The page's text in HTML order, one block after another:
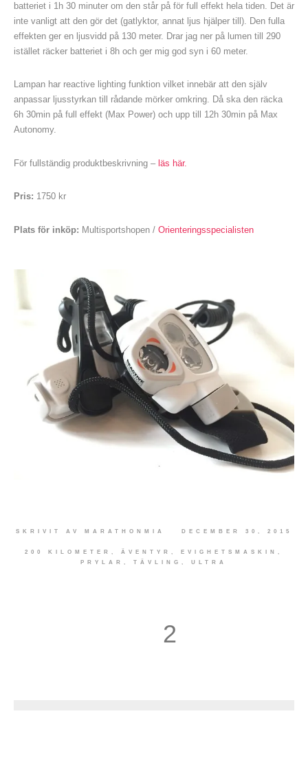
batteriet i 1h 30 minuter om den står på för full effekt hela tiden. Det är
inte vanligt att den gör det (gatlyktor, annat ljus hjälper till). Den fulla
effekten ger en ljusvidd på 130 meter. Drar jag ner på lumen till 290
istället räcker batteriet i 8h och ger mig god syn i 60 meter.
Lampan har reactive lighting funktion vilket innebär att den själv
anpassar ljusstyrkan till rådande mörker omkring. Då ska den räcka
6h 30min på full effekt (Max Power) och upp till 12h 30min på Max
Autonomy.
För fullständig produktbeskrivning – läs här.
Pris: 1750 kr
Plats för inköp: Multisportshopen / Orienteringsspecialisten
SKRIVIT AV MARATHONMIA DECEMBER 30, 2015
200 KILOMETER,ÄVENTYR, EVIGHETSMASKIN,
PRYLAR,TÄVLING,ULTRA
2